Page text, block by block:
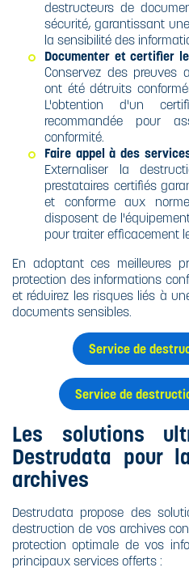
destructeurs de
sécurité, garantissant
la sensibilité des
Documenter et certifier
Conservez des preuves
ont été détruits
L'obtention d'un
recommandée pour
conformité.
Faire appel à des
Externaliser la
prestataires certifiés
et conforme aux
disposent de
pour traiter efficacement
En adoptant ces meilleures
protection des informations
et réduirez les risques liés à
documents sensibles.​
Service de
Service de
Les solutions
Destrudata pour
archives
Destrudata propose des
destruction de vos archives
protection optimale de vos
principaux services offerts :​